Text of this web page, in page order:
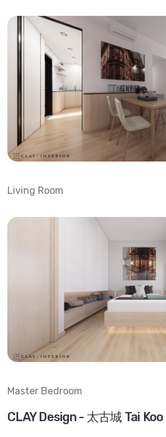
Living Room
Master Bedroom
CLAY Design - 太古城 Tai Koo